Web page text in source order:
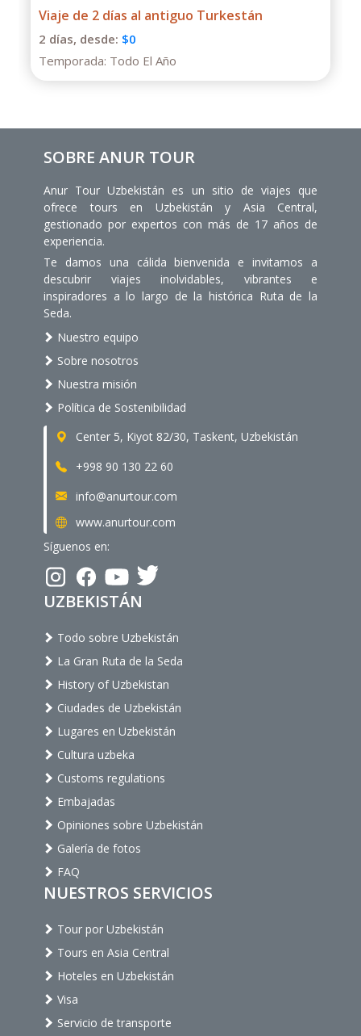
Tour de un día al Cañón Charyn desde
Almaty
1 días, desde:
$130
SOBRE ANUR TOUR
Anur Tour Uzbekistán es un sitio de viajes que
ofrece tours en Uzbekistán y Asia Central,
gestionado por expertos con más de 17 años de
experiencia.
Te damos una cálida bienvenida e invitamos a
descubrir viajes inolvidables, vibrantes e
inspiradores a lo largo de la histórica Ruta de la
Seda.
Nuestro equipo
Sobre nosotros
Nuestra misión
Política de Sostenibilidad
Center 5, Kiyot 82/30, Taskent, Uzbekistán
+998 90 130 22 60
info@anurtour.com
www.anurtour.com
Síguenos en:
UZBEKISTÁN
Todo sobre Uzbekistán
La Gran Ruta de la Seda
History of Uzbekistan
Ciudades de Uzbekistán
Lugares en Uzbekistán
Cultura uzbeka
Customs regulations
Embajadas
Opiniones sobre Uzbekistán
Galería de fotos
FAQ
NUESTROS SERVICIOS
Tour por Uzbekistán
Tours en Asia Central
Hoteles en Uzbekistán
Visa
Servicio de transporte